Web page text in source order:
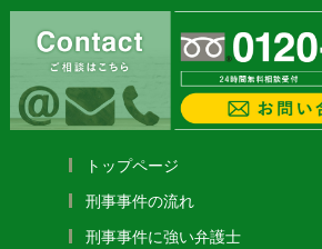
トップページ
刑事事件の流れ
刑事事件に強い弁護士